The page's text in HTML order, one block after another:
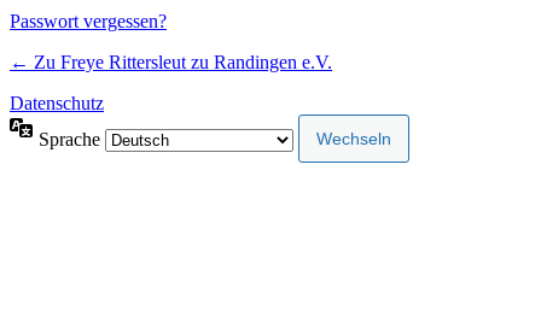
Passwort vergessen?
← Zu Freye Rittersleut zu Randingen e.V.
Datenschutz
Sprache